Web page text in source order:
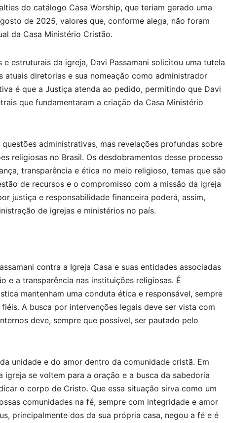
do catálogo Casa Worship, que teriam gerado uma
de 2025, valores que, conforme alega, não foram
da Casa Ministério Cristão.
estruturais da igreja, Davi Passamani solicitou uma tutela
diretorias e sua nomeação como administrador
é que a Justiça atenda ao pedido, permitindo que Davi
que fundamentaram a criação da Casa Ministério
administrativas, mas revelações profundas sobre
religiosas no Brasil. Os desdobramentos desse processo
transparência e ética no meio religioso, temas que são
de recursos e o compromisso com a missão da igreja
justiça e responsabilidade financeira poderá, assim,
de igrejas e ministérios no país.
contra a Igreja Casa e suas entidades associadas
e a transparência nas instituições religiosas. É
mantenham uma conduta ética e responsável, sempre
A busca por intervenções legais deve ser vista com
deve, sempre que possível, ser pautado pelo
unidade e do amor dentro da comunidade cristã. Em
se voltem para a oração e a busca da sabedoria
o corpo de Cristo. Que essa situação sirva como um
comunidades na fé, sempre com integridade e amor
principalmente dos da sua própria casa, negou a fé e é